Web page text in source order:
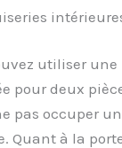
utiliser
pour deux
pas occuper
Quant à la